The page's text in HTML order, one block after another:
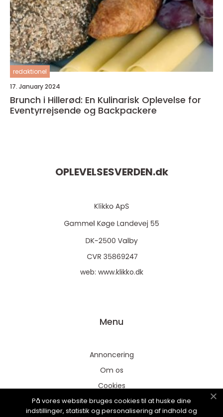
redaktionel
17. January 2024
Brunch i Hillerød: En Kulinarisk Oplevelse for
Eventyrrejsende og Backpackere
OPLEVELSESVERDEN.dk
web: www.klikko.dk
Menu
Annoncering
Om os
Cookies
Kontakt os
På vores website bruges cookies til at huske dine
indstillinger, statistik og personalisering af indhold og